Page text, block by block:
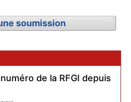
soumission
de la RFGI depuis